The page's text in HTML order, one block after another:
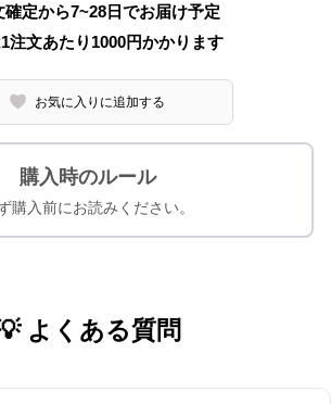
確定から7~28日でお届け予定
注文あたり 1000円かかります
お気に入りに追加する
購入時のルール
購入前にお読みください。
よくある質問